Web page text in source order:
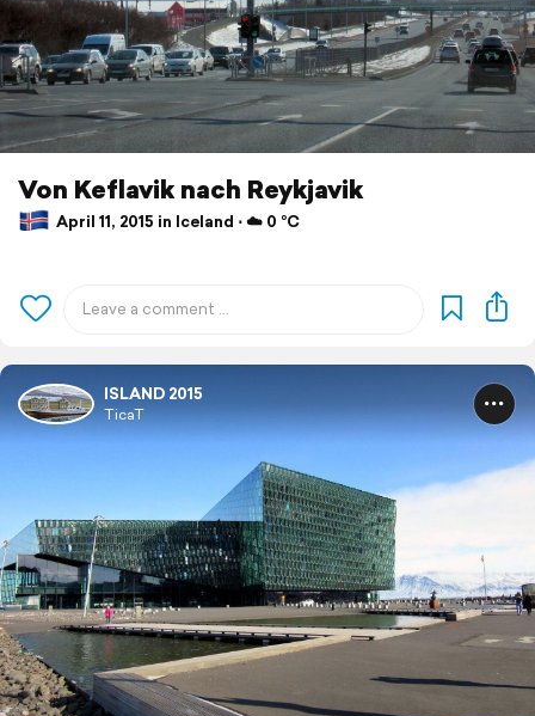
Von Keflavik nach Reykjavik
April 11, 2015 in Iceland ⋅ ☁️ 0 °C
ISLAND 2015
TicaT